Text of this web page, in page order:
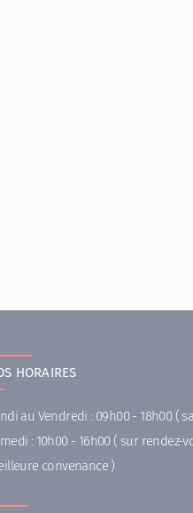
HORAIRES
au Vendredi : 09h00 - 18h00 (
: 10h00 - 16h00 ( sur rendez-
convenance )